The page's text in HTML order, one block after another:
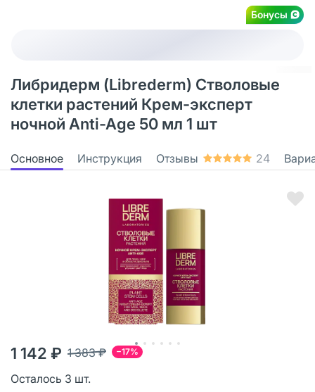
Бонусы
Либридерм (Librederm) Стволовые
клетки растений Крем-эксперт
ночной Anti-Age 50 мл 1 шт
Основное Инструкция Отзывы 24
−17%
1 383 ₽
1 142 ₽
Осталось 3 шт.